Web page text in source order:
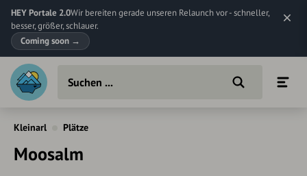
HEY Portale 2.0Wir bereiten gerade unseren Relaunch vor - schneller,
besser, größer, schlauer.
Coming soon →
Kleinarl Plätze
Moosalm